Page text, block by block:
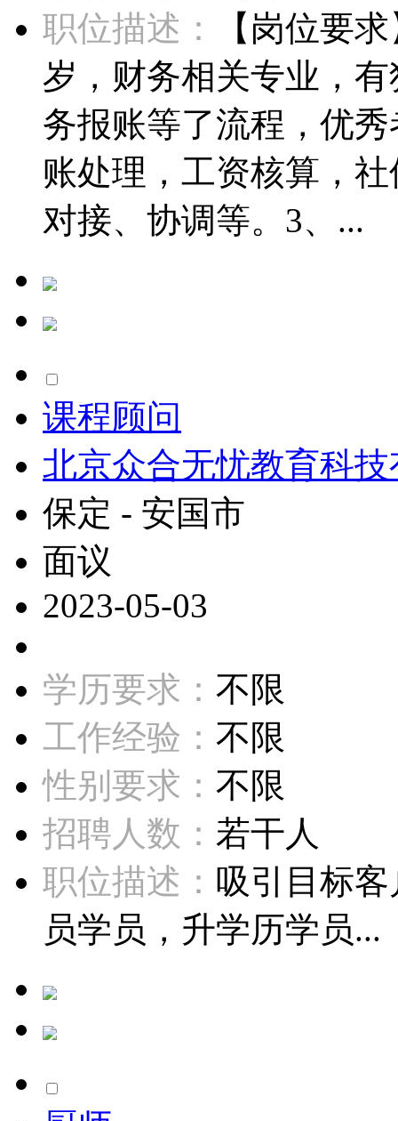
职位描述：
【岗位要
岁，财务相关专业，
务报账等了流程，优
账处理，工资核算，
对接、协调等。3、...
课程顾问
北京众合无忧教育科
保定 - 安国市
面议
2023-05-03
学历要求： 不限
工作经验： 不限
性别要求： 不限
招聘人数： 若干人
职位描述： 吸引目标
员学员，升学历学员...